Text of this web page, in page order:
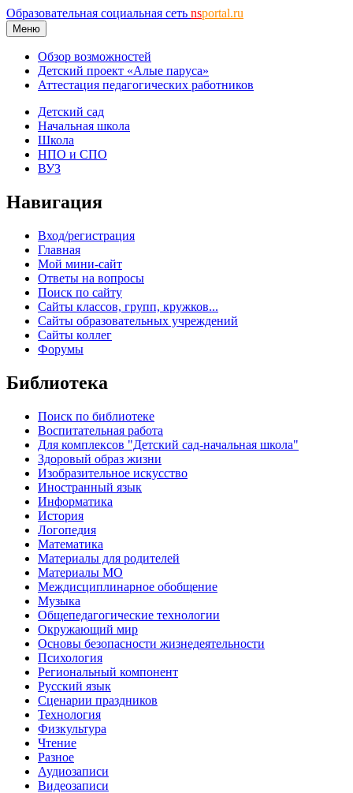
Образовательная социальная сеть nsportal.ru
Меню
Обзор возможностей
Детский проект «Алые паруса»
Аттестация педагогических работников
Детский сад
Начальная школа
Школа
НПО и СПО
ВУЗ
Навигация
Вход/регистрация
Главная
Мой мини-сайт
Ответы на вопросы
Поиск по сайту
Сайты классов, групп, кружков...
Сайты образовательных учреждений
Сайты коллег
Форумы
Библиотека
Поиск по библиотеке
Воспитательная работа
Для комплексов "Детский сад-начальная школа"
Здоровый образ жизни
Изобразительное искусство
Иностранный язык
Информатика
История
Логопедия
Математика
Материалы для родителей
Материалы МО
Междисциплинарное обобщение
Музыка
Общепедагогические технологии
Окружающий мир
Основы безопасности жизнедеятельности
Психология
Региональный компонент
Русский язык
Сценарии праздников
Технология
Физкультура
Чтение
Разное
Аудиозаписи
Видеозаписи